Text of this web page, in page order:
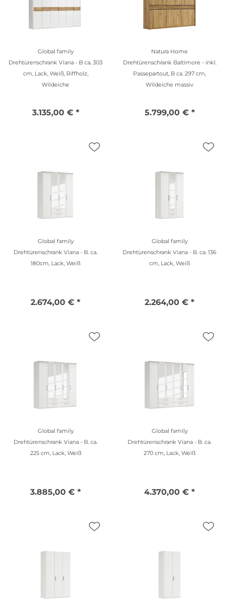
Global family
Drehtürenschrank Viana - B ca. 303
cm, Lack, Weiß, Riffholz,
Wildeiche
3.135,00 € *
Natura Home
Drehtürenschrank Baltimore - inkl.
Passepartout, B ca. 297 cm,
Wildeiche massiv
5.799,00 € *
Global family
Drehtürenschrank Viana - B. ca.
180cm, Lack, Weiß
2.674,00 € *
Global family
Drehtürenschrank Viana - B. ca. 136
cm, Lack, Weiß
2.264,00 € *
Global family
Drehtürenschrank Viana - B. ca.
225 cm, Lack, Weiß
3.885,00 € *
Global family
Drehtürenschrank Viana - B. ca.
270 cm, Lack, Weiß
4.370,00 € *